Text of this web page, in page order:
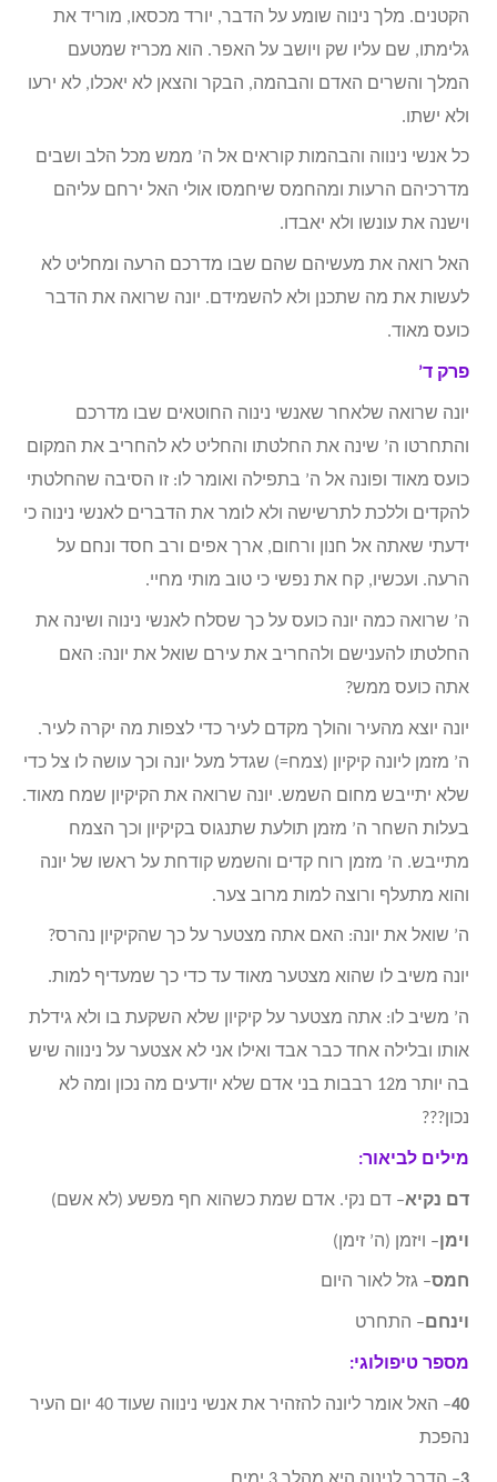
הקטנים. מלך נינוה שומע על הדבר, יורד מכסאו, מוריד את
גלימתו, שם עליו שק ויושב על האפר. הוא מכריז שמטעם
המלך והשרים האדם והבהמה, הבקר והצאן לא יאכלו, לא ירעו
ולא ישתו.
כל אנשי נינווה והבהמות קוראים אל ה’ ממש מכל הלב ושבים
מדרכיהם הרעות ומהחמס שיחמסו אולי האל ירחם עליהם
וישנה את עונשו ולא יאבדו.
האל רואה את מעשיהם שהם שבו מדרכם הרעה ומחליט לא
לעשות את מה שתכנן ולא להשמידם. יונה שרואה את הדבר
כועס מאוד.
פרק ד’
יונה שרואה שלאחר שאנשי נינוה החוטאים שבו מדרכם
והתחרטו ה’ שינה את החלטתו והחליט לא להחריב את המקום
כועס מאוד ופונה אל ה’ בתפילה ואומר לו: זו הסיבה שהחלטתי
להקדים וללכת לתרשישה ולא לומר את הדברים לאנשי נינוה כי
ידעתי שאתה אל חנון ורחום, ארך אפים ורב חסד ונחם על
הרעה. ועכשיו, קח את נפשי כי טוב מותי מחיי.
ה’ שרואה כמה יונה כועס על כך שסלח לאנשי נינוה ושינה את
החלטתו להענישם ולהחריב את עירם שואל את יונה: האם
אתה כועס ממש?
יונה יוצא מהעיר והולך מקדם לעיר כדי לצפות מה יקרה לעיר.
ה’ מזמן ליונה קיקיון (צמח=) שגדל מעל יונה וכך עושה לו צל כדי
שלא יתייבש מחום השמש. יונה שרואה את הקיקיון שמח מאוד.
בעלות השחר ה’ מזמן תולעת שתנגוס בקיקיון וכך הצמח
מתייבש. ה’ מזמן רוח קדים והשמש קודחת על ראשו של יונה
והוא מתעלף ורוצה למות מרוב צער.
ה’ שואל את יונה: האם אתה מצטער על כך שהקיקיון נהרס?
יונה משיב לו שהוא מצטער מאוד עד כדי כך שמעדיף למות.
ה’ משיב לו: אתה מצטער על קיקיון שלא השקעת בו ולא גידלת
אותו ובלילה אחד כבר אבד ואילו אני לא אצטער על נינווה שיש
בה יותר מ12 רבבות בני אדם שלא יודעים מה נכון ומה לא
נכון???
מילים לביאור:
דם נקיא– דם נקי. אדם שמת כשהוא חף מפשע (לא אשם)
וימן– ויזמן (ה’ זימן)
חמס– גזל לאור היום
וינחם – התחרט
מספר טיפולוגי:
40
– האל אומר ליונה להזהיר את אנשי נינווה שעוד 40 יום העיר
נהפכת